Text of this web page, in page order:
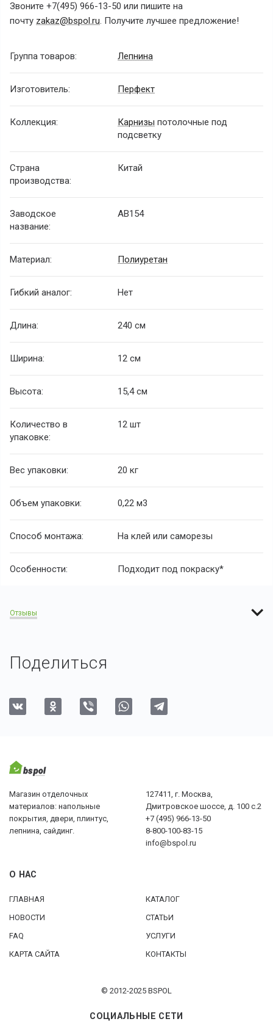
Звоните +7(495) 966-13-50 или пишите на
почту zakaz@bspol.ru. Получите лучшее предложение!
Группа товаров: Лепнина
Изготовитель: Перфект
Коллекция: Карнизы потолочные под
подсветку
Страна
производства:
Китай
Заводское
название:
AB154
Материал: Полиуретан
Гибкий аналог: Нет
Длина: 240 см
Ширина: 12 см
Высота: 15,4 см
Количество в
упаковке:
12 шт
Вес упаковки: 20 кг
Объем упаковки: 0,22 м3
Способ монтажа: На клей или саморезы
Особенности: Подходит под покраску*
Отзывы
Поделиться
Магазин отделочных
материалов: напольные
покрытия, двери, плинтус,
лепнина, сайдинг.
127411, г. Москва,
Дмитровское шоссе, д. 100 с.2
+7 (495) 966-13-50
8-800-100-83-15
info@bspol.ru
О НАС
ГЛАВНАЯ
КАТАЛОГ
НОВОСТИ
СТАТЬИ
FAQ
УСЛУГИ
КАРТА САЙТА
КОНТАКТЫ
© 2012-2025 BSPOL
СОЦИАЛЬНЫЕ СЕТИ